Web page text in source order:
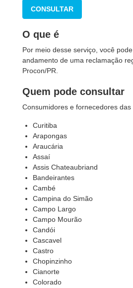
CONSULTAR
O que é
Por meio desse serviço, você
andamento de uma reclamação
Procon/PR.
Quem pode consultar
Consumidores e fornecedores das
Curitiba
Arapongas
Araucária
Assaí
Assis Chateaubriand
Bandeirantes
Cambé
Campina do Simão
Campo Largo
Campo Mourão
Candói
Cascavel
Castro
Chopinzinho
Cianorte
Colorado